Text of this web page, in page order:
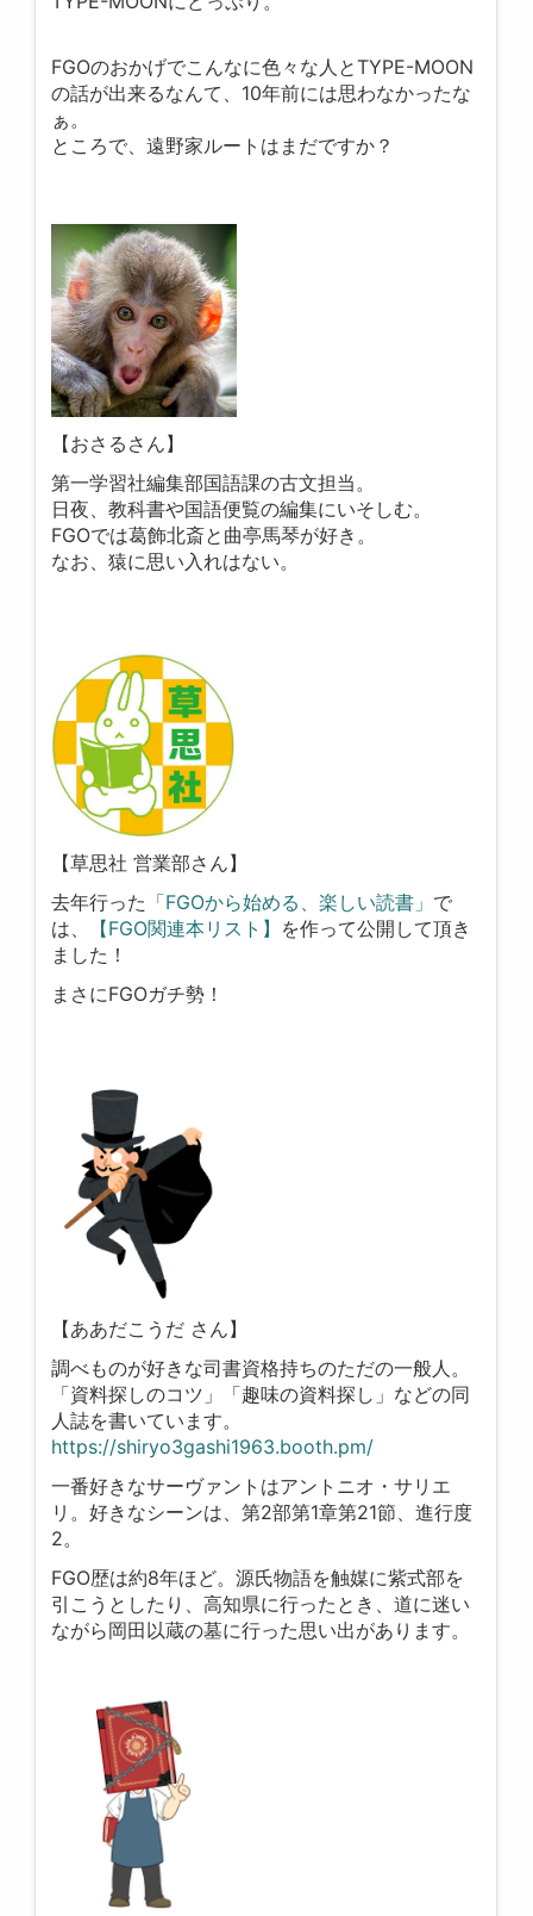
FGOのおかげでこんなに色々な人とTYPE-MOON
の話が出来るなんて、10年前には思わなかったな
ぁ。
ところで、遠野家ルートはまだですか？
【おさるさん】
第一学習社編集部国語課の古文担当。
日夜、教科書や国語便覧の編集にいそしむ。
FGOでは葛飾北斎と曲亭馬琴が好き。
なお、猿に思い入れはない。
【草思社 営業部さん】
去年行った 「FGOから始める、楽しい読書」 で
は、
【FGO関連本リスト】 を作って公開して頂き
ました！
まさにFGOガチ勢！
【ああだこうだ さん】
調べものが好きな司書資格持ちのただの一般人。
「資料探しのコツ」「趣味の資料探し」などの同
人誌を書いています。
https://shiryo3gashi1963.booth.pm/
一番好きなサーヴァントはアントニオ・サリエ
リ。好きなシーンは、第2部第1章第21節、進行度
2。
FGO歴は約8年ほど。源氏物語を触媒に紫式部を
引こうとしたり、高知県に行ったとき、道に迷い
ながら岡田以蔵の墓に行った思い出があります。